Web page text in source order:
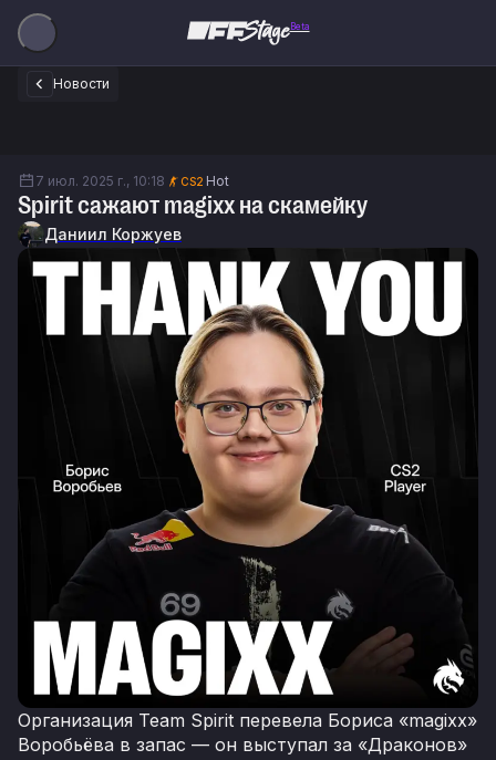
Beta
Новости
7 июл. 2025 г., 10:18 CS2 Hot
Spirit сажают magixx на скамейку
Даниил Коржуев
Организация Team Spirit перевела Бориса «magixx»
Воробьёва в запас — он выступал за «Драконов»